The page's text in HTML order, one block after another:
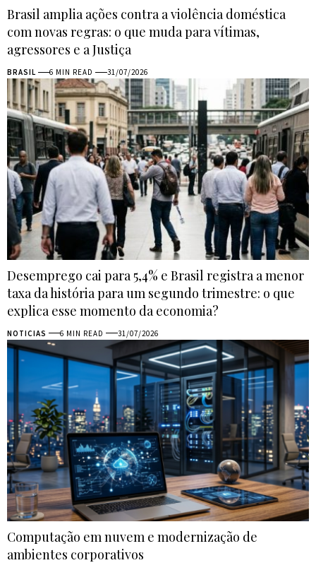
Brasil amplia ações contra a violência doméstica
com novas regras: o que muda para vítimas,
agressores e a Justiça
BRASIL 6 MIN READ 31/07/2026
Desemprego cai para 5,4% e Brasil registra a menor
taxa da história para um segundo trimestre: o que
explica esse momento da economia?
NOTICIAS 6 MIN READ 31/07/2026
Computação em nuvem e modernização de
ambientes corporativos